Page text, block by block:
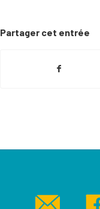
Partager cet entrée